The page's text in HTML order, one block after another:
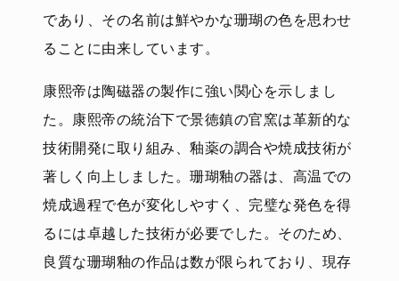
であり、その名前は鮮やかな珊瑚の色を思わせ
ることに由来しています。
康熙帝は陶磁器の製作に強い関心を示しまし
た。康熙帝の統治下で景徳鎮の官窯は革新的な
技術開発に取り組み、釉薬の調合や焼成技術が
著しく向上しました。珊瑚釉の器は、高温での
焼成過程で色が変化しやすく、完璧な発色を得
るには卓越した技術が必要でした。そのため、
良質な珊瑚釉の作品は数が限られており、現存